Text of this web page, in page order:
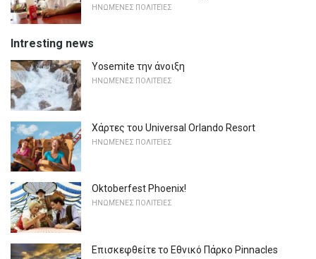
ΗΝΩΜΈΝΕΣ ΠΟΛΙΤΕΊΕΣ
Intresting news
Yosemite την άνοιξη
ΗΝΩΜΈΝΕΣ ΠΟΛΙΤΕΊΕΣ
Χάρτες του Universal Orlando Resort
ΗΝΩΜΈΝΕΣ ΠΟΛΙΤΕΊΕΣ
Oktoberfest Phoenix!
ΗΝΩΜΈΝΕΣ ΠΟΛΙΤΕΊΕΣ
Επισκεφθείτε το Εθνικό Πάρκο Pinnacles